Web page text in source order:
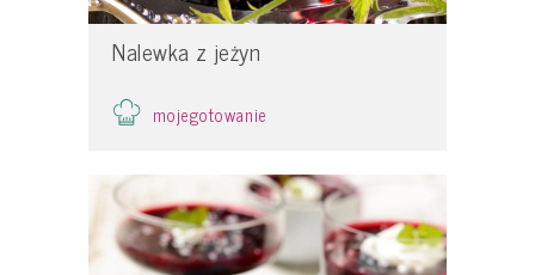
Nalewka z jeżyn
mojegotowanie